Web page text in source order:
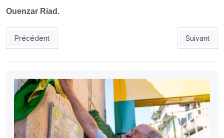
Ouenzar Riad.
Article précédent : Dinamo Zagreb: pourquoi Bennacer ne joue
Précédent Article
Suivant